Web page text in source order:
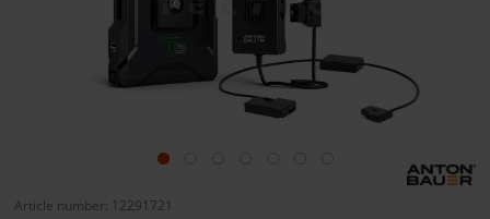
Article number: 12291721